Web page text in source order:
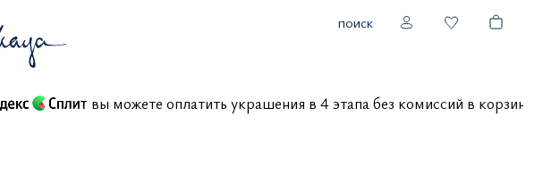
поиск
вы можете оплатить украшения в 4 этапа без комиссий в